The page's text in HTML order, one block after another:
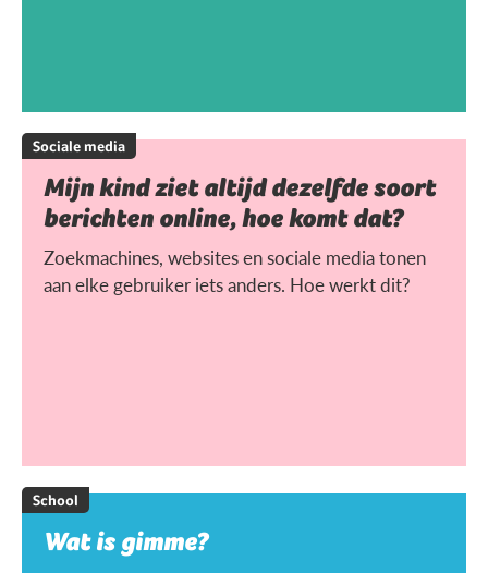
Sociale media
Mijn kind ziet altijd dezelfde soort
berichten online, hoe komt dat?
Zoekmachines, websites en sociale media tonen
aan elke gebruiker iets anders. Hoe werkt dit?
School
Wat is gimme?